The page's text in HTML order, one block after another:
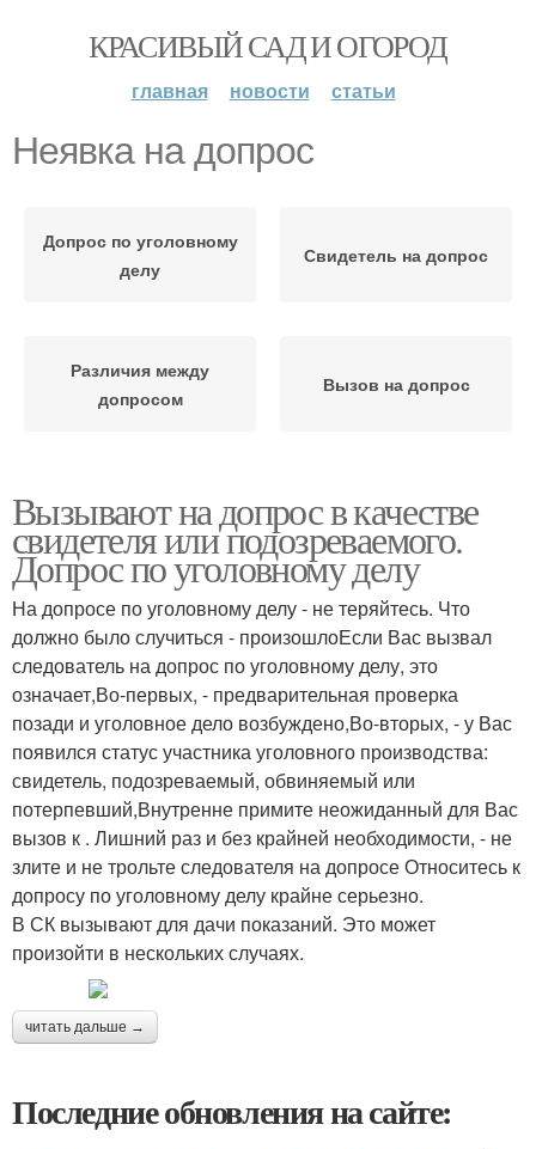
КРАСИВЫЙ САД И ОГОРОД
главная новости статьи
Неявка на допрос
Допрос по уголовному
делу
Свидетель на допрос
Различия между
допросом
Вызов на допрос
Вызывают на допрос в качестве
свидетеля или подозреваемого.
Допрос по уголовному делу
На допросе по уголовному делу - не теряйтесь. Что
должно было случиться - произошлоЕсли Вас вызвал
следователь на допрос по уголовному делу, это
означает,Во-первых, - предварительная проверка
позади и уголовное дело возбуждено,Во-вторых, - у Вас
появился статус участника уголовного производства:
свидетель, подозреваемый, обвиняемый или
потерпевший,Внутренне примите неожиданный для Вас
вызов к . Лишний раз и без крайней необходимости, - не
злите и не трольте следователя на допросе Относитесь к
допросу по уголовному делу крайне серьезно.
В СК вызывают для дачи показаний. Это может
произойти в нескольких случаях.
читать дальше →
Последние обновления на сайте: